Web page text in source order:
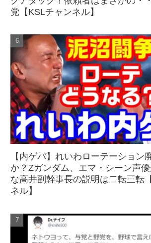
党【KSLチャンネル】
【内ゲバ】れいわローテーション
か？Zガンダム、エマ・シーン声
な高井副幹事長の説明は二転三転
ネル】